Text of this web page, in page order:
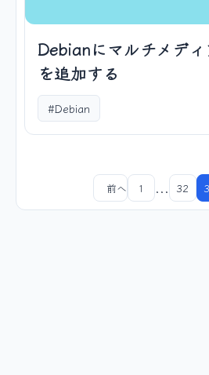
Debianにマルチメディ
を追加する
#Debian
前へ 1 ... 32